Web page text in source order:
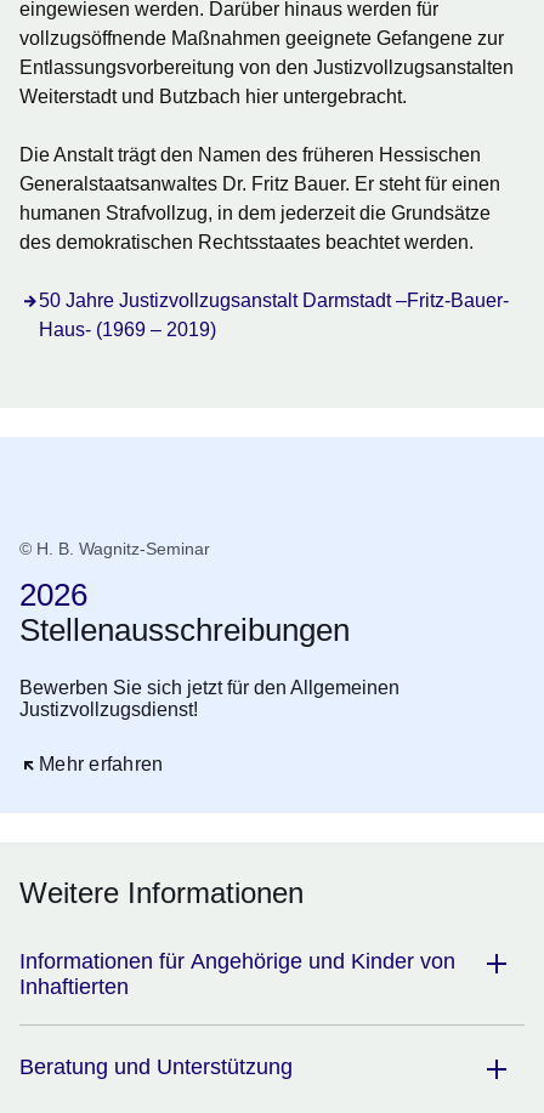
eingewiesen werden. Darüber hinaus werden für
vollzugsöffnende Maßnahmen geeignete Gefangene zur
Entlassungsvorbereitung von den Justizvollzugsanstalten
Weiterstadt und Butzbach hier untergebracht.
Die Anstalt trägt den Namen des früheren Hessischen
Generalstaatsanwaltes Dr. Fritz Bauer. Er steht für einen
humanen Strafvollzug, in dem jederzeit die Grundsätze
des demokratischen Rechtsstaates beachtet werden.
50 Jahre Justizvollzugsanstalt Darmstadt –Fritz-Bauer-
Haus- (1969 – 2019)
© H. B. Wagnitz-Seminar
2026
Stellenausschreibungen
Bewerben Sie sich jetzt für den Allgemeinen
Justizvollzugsdienst!
Mehr erfahren
Öffnet sich in einem neuen Fenster
Weitere Informationen
Informationen für Angehörige und Kinder von
Inhaftierten
Beratung und Unterstützung